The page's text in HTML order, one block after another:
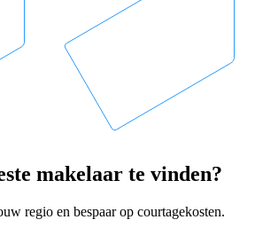
makelaar te vinden?
regio en bespaar op courtagekosten.